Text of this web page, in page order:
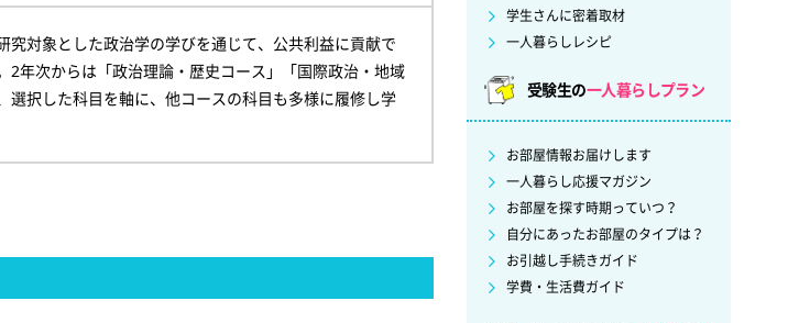
対象とした政治学の学びを通じて、公共利益に貢献で
2年次からは「政治理論・歴史コース」「国際政治・地域
選択した科目を軸に、他コースの科目も多様に履修し学
学生さんに密着取材
一人暮らしレシピ
受験生の一人暮らしプラン
お部屋情報お届けします
一人暮らし応援マガジン
お部屋を探す時期っていつ？
自分にあったお部屋のタイプは？
お引越し手続きガイド
学費・生活費ガイド